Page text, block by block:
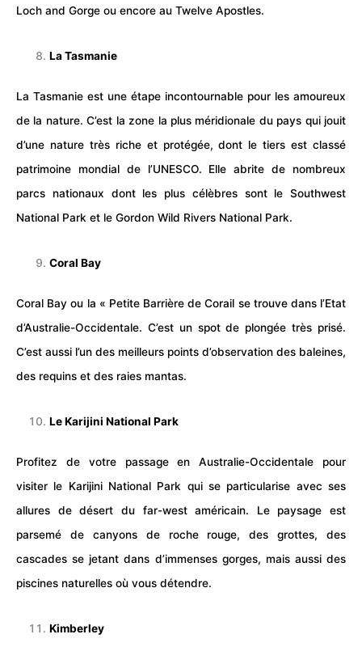
Loch and Gorge ou encore au Twelve Apostles.
La Tasmanie
La Tasmanie est une étape incontournable pour les amoureux
de la nature. C’est la zone la plus méridionale du pays qui jouit
d’une nature très riche et protégée, dont le tiers est classé
patrimoine mondial de l’UNESCO. Elle abrite de nombreux
parcs nationaux dont les plus célèbres sont le Southwest
National Park et le Gordon Wild Rivers National Park.
Coral Bay
Coral Bay ou la « Petite Barrière de Corail se trouve dans l’Etat
d’Australie-Occidentale. C’est un spot de plongée très prisé.
C’est aussi l’un des meilleurs points d’observation des baleines,
des requins et des raies mantas.
Le Karijini National Park
Profitez de votre passage en Australie-Occidentale pour
visiter le Karijini National Park qui se particularise avec ses
allures de désert du far-westaméricain. Le paysage est
parsemé de canyons de roche rouge, des grottes, des
cascades se jetant dans d’immenses gorges, mais aussi des
piscines naturelles où vous détendre.
Kimberley